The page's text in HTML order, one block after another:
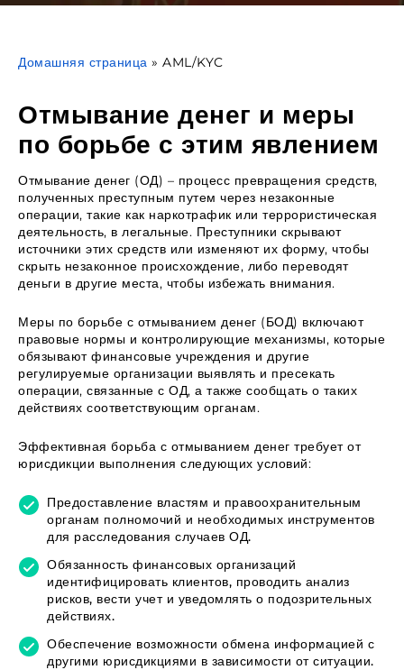
Домашняя страница » AML/KYC
Отмывание денег и меры
по борьбе с этим явлением
Отмывание денег (ОД) – процесс превращения средств,
полученных преступным путем через незаконные
операции, такие как наркотрафик или террористическая
деятельность, в легальные. Преступники скрывают
источники этих средств или изменяют их форму, чтобы
скрыть незаконное происхождение, либо переводят
деньги в другие места, чтобы избежать внимания.
Меры по борьбе с отмыванием денег (БОД) включают
правовые нормы и контролирующие механизмы, которые
обязывают финансовые учреждения и другие
регулируемые организации выявлять и пресекать
операции, связанные с ОД, а также сообщать о таких
действиях соответствующим органам.
Эффективная борьба с отмыванием денег требует от
юрисдикции выполнения следующих условий:
Предоставление властям и правоохранительным
органам полномочий и необходимых инструментов
для расследования случаев ОД.
Обязанность финансовых организаций
идентифицировать клиентов, проводить анализ
рисков, вести учет и уведомлять о подозрительных
действиях.
Обеспечение возможности обмена информацией с
другими юрисдикциями в зависимости от ситуации.